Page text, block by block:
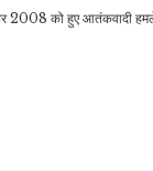
को हुए आतंकवादी